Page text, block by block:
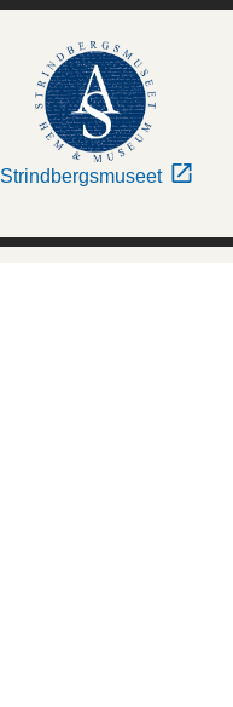
Strindbergsmuseet